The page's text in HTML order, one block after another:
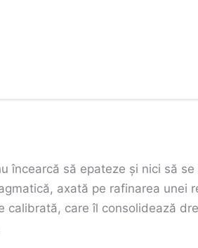
încearcă să epateze și nici să
axată pe rafinarea unei
care îl consolidează